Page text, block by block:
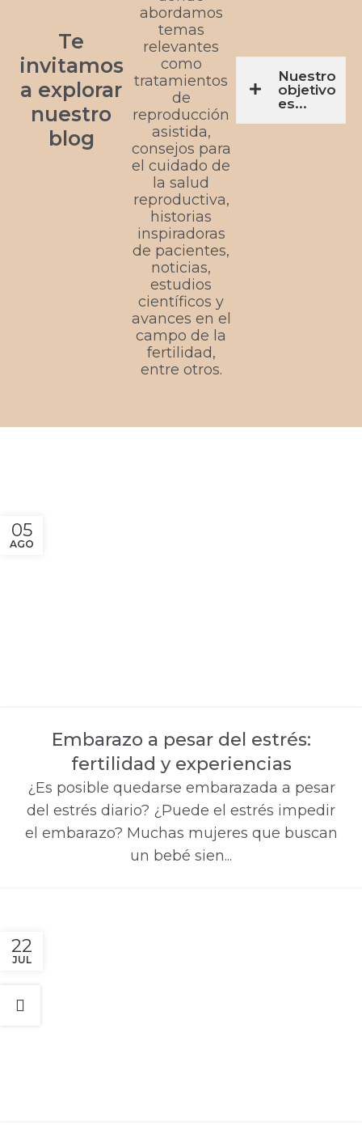
Te
invitamos
a explorar
nuestro
blog
abordamos
temas
relevantes
como
tratamientos
de
reproducción
asistida,
consejos para
el cuidado de
la salud
reproductiva,
historias
inspiradoras
de pacientes,
noticias,
estudios
científicos y
avances en el
campo de la
fertilidad,
entre otros.
Nuestro
objetivo
es...
05
AGO
Embarazo a pesar del estrés:
fertilidad y experiencias
¿Es posible quedarse embarazada a pesar
del estrés diario? ¿Puede el estrés impedir
el embarazo? Muchas mujeres que buscan
un bebé sien...
22
JUL